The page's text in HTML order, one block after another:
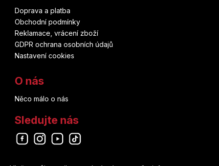
Doprava a platba
Obchodní podmínky
Reklamace, vrácení zboží
GDPR ochrana osobních údajů
Nastavení cookies
O nás
Něco málo o nás
Sledujte nás
Odebírat newsletter